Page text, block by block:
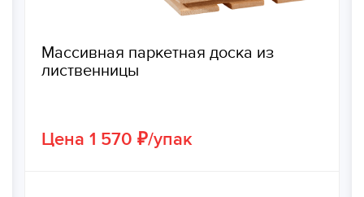
Массивная паркетная доска из
лиственницы
Цена 1 570 ₽/упак